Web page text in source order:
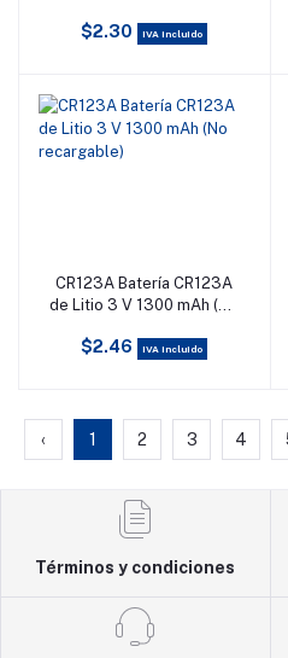
calibre 22-16 AWG con
$2.30 IVA incluido
Añadir al carrito
CR123A Batería CR123A
de Litio 3 V 1300 mAh (No
$2.46 IVA incluido
‹ 1 2 3 4
Términos y condiciones